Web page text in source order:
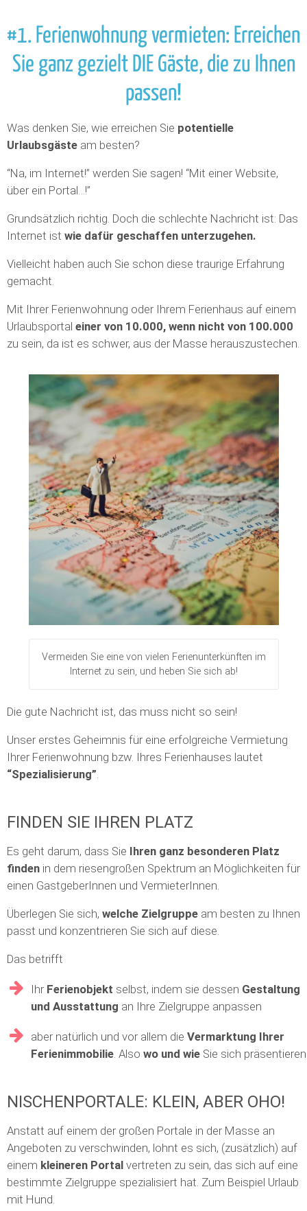
#1. Ferienwohnung vermieten: Erreichen
Sie ganz gezielt DIE Gäste, die zu Ihnen
passen!
Was denken Sie, wie erreichen Sie potentielle
Urlaubsgäste am besten?
“Na, im Internet!” werden Sie sagen! “Mit einer Website,
über ein Portal…!”
Grundsätzlich richtig. Doch die schlechte Nachricht ist: Das
Internet ist wie dafür geschaffen unterzugehen.
Vielleicht haben auch Sie schon diese traurige Erfahrung
gemacht.
Mit Ihrer Ferienwohnung oder Ihrem Ferienhaus auf einem
Urlaubsportal einer von 10.000, wenn nicht von 100.000
zu sein, da ist es schwer, aus der Masse herauszustechen.
Vermeiden Sie eine von vielen Ferienunterkünften im
Internet zu sein, und heben Sie sich ab!
Die gute Nachricht ist, das muss nicht so sein!
Unser erstes Geheimnis für eine erfolgreiche Vermietung
Ihrer Ferienwohnung bzw. Ihres Ferienhauses lautet
“Spezialisierung”
FINDEN SIE IHREN PLATZ
Es geht darum, dass Sie Ihren ganz besonderen Platz
finden in dem riesengroßen Spektrum an Möglichkeiten für
einen GastgeberInnen und VermieterInnen.
Überlegen Sie sich, welche Zielgruppe am besten zu Ihnen
passt und konzentrieren Sie sich auf diese.
Das betrifft
Ihr Ferienobjekt selbst, indem sie dessen Gestaltung
und Ausstattung an Ihre Zielgruppe anpassen
aber natürlich und vor allem dieVermarktung Ihrer
Ferienimmobilie. Alsowo und wie Sie sich präsentieren
NISCHENPORTALE: KLEIN, ABER OHO!
Anstatt auf einem der großen Portale in der Masse an
Angeboten zu verschwinden, lohnt es sich, (zusätzlich) auf
einem kleineren Portal vertreten zu sein, das sich auf eine
bestimmte Zielgruppe spezialisiert hat. Zum Beispiel Urlaub
mit Hund.